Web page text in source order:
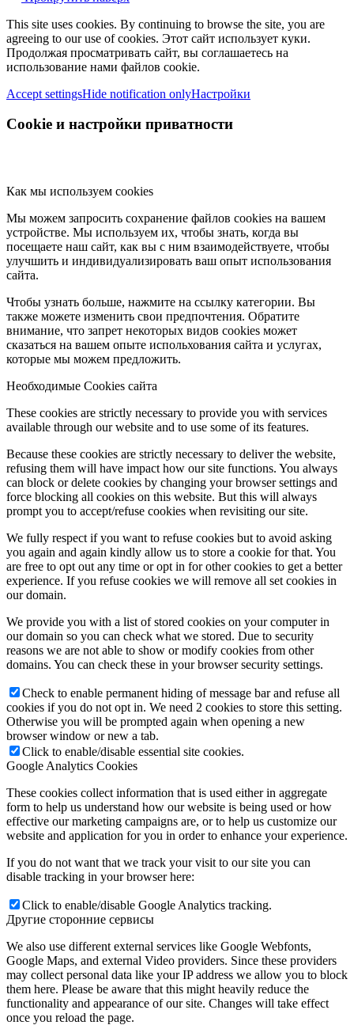
This site uses cookies. By continuing to browse the site, you are
agreeing to our use of cookies. Этот сайт использует куки.
Продолжая просматривать сайт, вы соглашаетесь на
использование нами файлов cookie.
Accept settingsHide notification onlyНастройки
Cookie и настройки приватности
Как мы используем cookies
Мы можем запросить сохранение файлов cookies на вашем
устройстве. Мы используем их, чтобы знать, когда вы
посещаете наш сайт, как вы с ним взаимодействуете, чтобы
улучшить и индивидуализировать ваш опыт использования
сайта.
Чтобы узнать больше, нажмите на ссылку категории. Вы
также можете изменить свои предпочтения. Обратите
внимание, что запрет некоторых видов cookies может
сказаться на вашем опыте испольхования сайта и услугах,
которые мы можем предложить.
Необходимые Cookies сайта
These cookies are strictly necessary to provide you with services
available through our website and to use some of its features.
Because these cookies are strictly necessary to deliver the website,
refusing them will have impact how our site functions. You always
can block or delete cookies by changing your browser settings and
force blocking all cookies on this website. But this will always
prompt you to accept/refuse cookies when revisiting our site.
We fully respect if you want to refuse cookies but to avoid asking
you again and again kindly allow us to store a cookie for that. You
are free to opt out any time or opt in for other cookies to get a better
experience. If you refuse cookies we will remove all set cookies in
our domain.
We provide you with a list of stored cookies on your computer in
our domain so you can check what we stored. Due to security
reasons we are not able to show or modify cookies from other
domains. You can check these in your browser security settings.
Check to enable permanent hiding of message bar and refuse all
cookies if you do not opt in. We need 2 cookies to store this setting.
Otherwise you will be prompted again when opening a new
browser window or new a tab.
Click to enable/disable essential site cookies.
Google Analytics Cookies
These cookies collect information that is used either in aggregate
form to help us understand how our website is being used or how
effective our marketing campaigns are, or to help us customize our
website and application for you in order to enhance your experience.
If you do not want that we track your visit to our site you can
disable tracking in your browser here:
Click to enable/disable Google Analytics tracking.
Другие сторонние сервисы
We also use different external services like Google Webfonts,
Google Maps, and external Video providers. Since these providers
may collect personal data like your IP address we allow you to block
them here. Please be aware that this might heavily reduce the
functionality and appearance of our site. Changes will take effect
once you reload the page.